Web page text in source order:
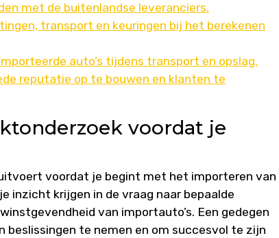
met de buitenlandse leveranciers.
transport en keuringen bij het berekenen
auto’s tijdens transport en opslag.
reputatie op te bouwen en klanten te
voordat je
voordat je begint met het importeren van
inzicht krijgen in de vraag naar bepaalde
van importauto’s. Een gedegen
beslissingen te nemen en om succesvol te zijn